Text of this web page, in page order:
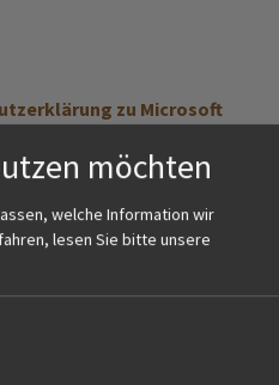
zu Microsoft
möchten
welche Information wir
lesen Sie bitte unsere